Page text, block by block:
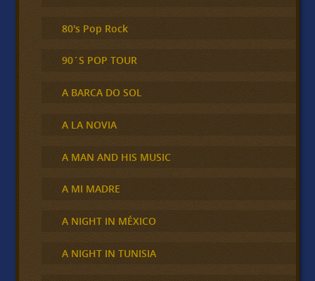
80's Pop Rock
90´S POP TOUR
A BARCA DO SOL
A LA NOVIA
A MAN AND HIS MUSIC
A MI MADRE
A NIGHT IN MÉXICO
A NIGHT IN TUNISIA